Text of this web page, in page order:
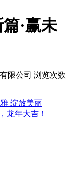
·赢未
限公司 浏览次数
绽放美丽
龙年大吉！